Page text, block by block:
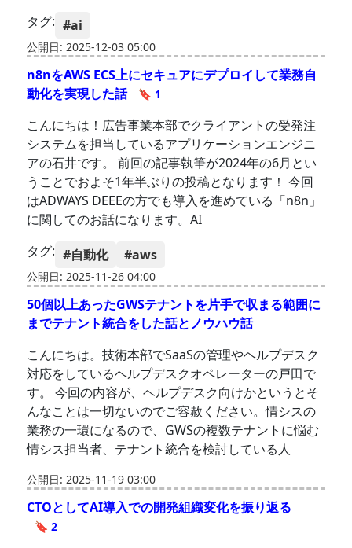
タグ: #ai
公開日: 2025-12-03 05:00
n8nをAWS ECS上にセキュアにデプロイして業務自
動化を実現した話
🔖 1
こんにちは！広告事業本部でクライアントの受発注
システムを担当しているアプリケーションエンジニ
アの石井です。 前回の記事執筆が2024年の6月とい
うことでおよそ1年半ぶりの投稿となります！ 今回
はADWAYS DEEEの方でも導入を進めている「n8n」
に関してのお話になります。AI
タグ: #自動化 #aws
公開日: 2025-11-26 04:00
50個以上あったGWSテナントを片手で収まる範囲に
までテナント統合をした話とノウハウ話
こんにちは。技術本部でSaaSの管理やヘルプデスク
対応をしているヘルプデスクオペレーターの戸田で
す。 今回の内容が、ヘルプデスク向けかというとそ
んなことは一切ないのでご容赦ください。情シスの
業務の一環になるので、GWSの複数テナントに悩む
情シス担当者、テナント統合を検討している人
公開日: 2025-11-19 03:00
CTOとしてAI導入での開発組織変化を振り返る
🔖 2